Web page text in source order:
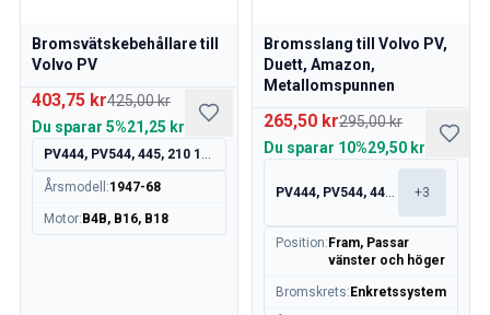
Volvo 140/164 Kylsystem
Volvo 140/164 Elsystem
Volvo 140/164 Motorreglage
Volvo 140/164 Motordelar
Volvo 140/164 Framvagn
Volvo 140/164 Bränsle/avgassystem
Volvo 140/164 Värme/Friskluft
Volvo 140/164 Inredning
Volvo 140/164 Kraftöverföring/bakaxel
Volvo 140/164 Däck/Fälg/Navkapslar
Bromsvätskebehållare till
Volvo PV
403,75 kr425,00 kr
Du sparar 5%21,25 kr
PV444, PV544, 445, 210 164
Årsmodell :1947-68
Motor: B4B, B16, B18
Bromsslang till Volvo PV,
Duett, Amazon,
Metallomspunnen
265,50 kr295,00 kr
Du sparar 10%29,50 kr
PV444, PV544, 445, 210 +3
Position: Fram, Passar
vänster och höger
Bromskrets: Enkretssystem